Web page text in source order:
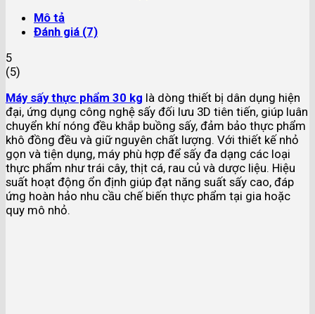
Mô tả
Đánh giá (7)
5
(5)
Máy sấy thực phẩm 30 kg là dòng thiết bị dân dụng hiện
đại, ứng dụng công nghệ sấy đối lưu 3D tiên tiến, giúp luân
chuyển khí nóng đều khắp buồng sấy, đảm bảo thực phẩm
khô đồng đều và giữ nguyên chất lượng. Với thiết kế nhỏ
gọn và tiện dụng, máy phù hợp để sấy đa dạng các loại
thực phẩm như trái cây, thịt cá, rau củ và dược liệu. Hiệu
suất hoạt động ổn định giúp đạt năng suất sấy cao, đáp
ứng hoàn hảo nhu cầu chế biến thực phẩm tại gia hoặc
quy mô nhỏ.